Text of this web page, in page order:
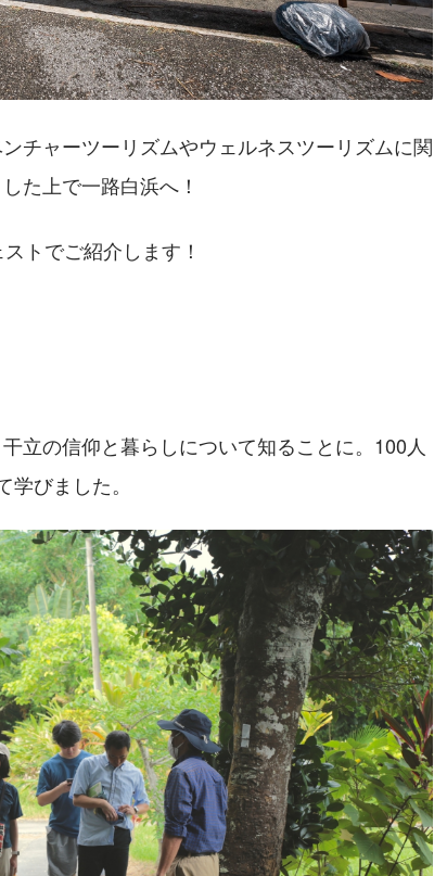
チャーツーリズムやウェルネスツーリズムに関
た上で一路白浜へ！
トでご紹介します！
立の信仰と暮らしについて知ることに。100人
びました。